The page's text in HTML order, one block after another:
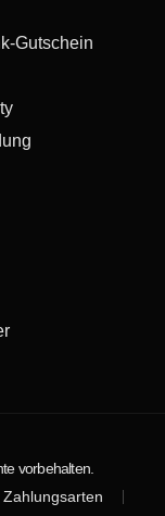
Gutschein
vorbehalten.
Zahlungsarten